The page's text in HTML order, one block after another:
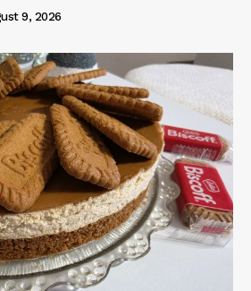
9, 2026